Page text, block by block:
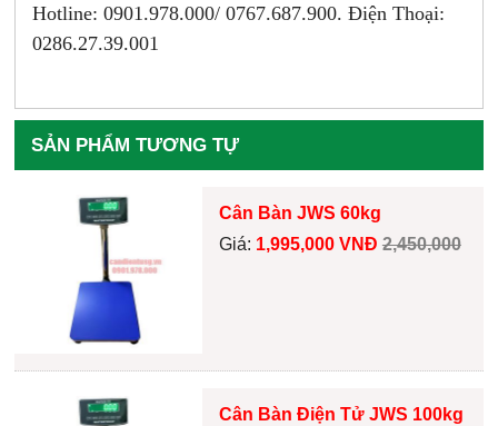
Hotline: 0901.978.000/ 0767.687.900. Điện Thoại:
0286.27.39.001
SẢN PHẨM TƯƠNG TỰ
Cân Bàn JWS 60kg
Giá: 1,995,000 VNĐ 2,450,000
Cân Bàn Điện Tử JWS 100kg